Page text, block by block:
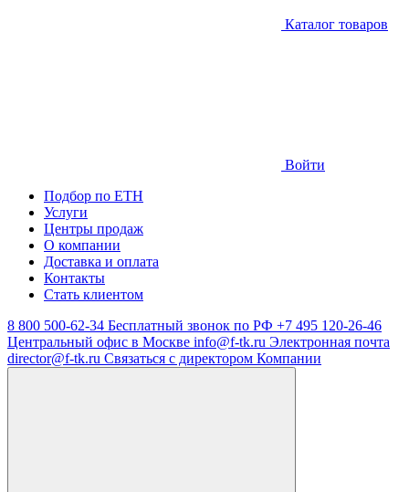
Каталог товаров
Войти
Подбор по ЕТН
Услуги
Центры продаж
О компании
Доставка и оплата
Контакты
Стать клиентом
8 800 500-62-34 Бесплатный звонок по РФ +7 495 120-26-46
Центральный офис в Москве info@f-tk.ru Электронная почта
director@f-tk.ru Связаться с директором Компании